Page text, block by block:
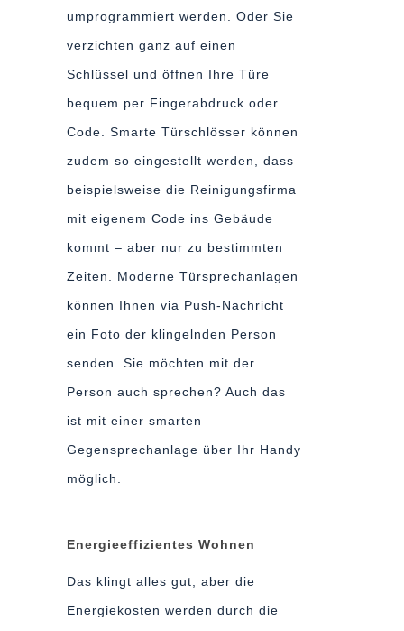
umprogrammiert werden. Oder Sie
verzichten ganz auf einen
Schlüssel und öffnen Ihre Türe
bequem per Fingerabdruck oder
Code. Smarte Türschlösser können
zudem so eingestellt werden, dass
beispielsweise die Reinigungsfirma
mit eigenem Code ins Gebäude
kommt – aber nur zu bestimmten
Zeiten. Moderne Türsprechanlagen
können Ihnen via Push-Nachricht
ein Foto der klingelnden Person
senden. Sie möchten mit der
Person auch sprechen? Auch das
ist mit einer smarten
Gegensprechanlage über Ihr Handy
möglich.
Energieeffizientes Wohnen
Das klingt alles gut, aber die
Energiekosten werden durch die